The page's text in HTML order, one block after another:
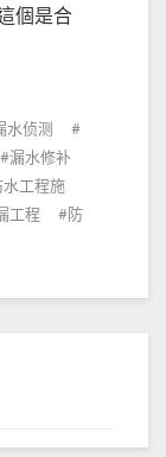
個是合
水侦测
漏水修补
水工程施
工程
防